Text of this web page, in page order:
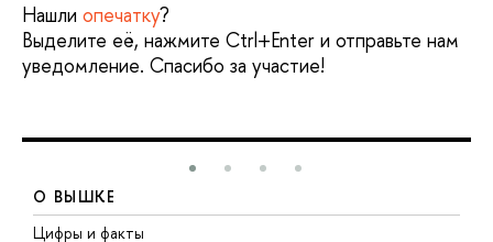
Нашли опечатку?
Выделите её, нажмите Ctrl+Enter и отправьте нам
уведомление. Спасибо за участие!
О ВЫШКЕ
Цифры и факты